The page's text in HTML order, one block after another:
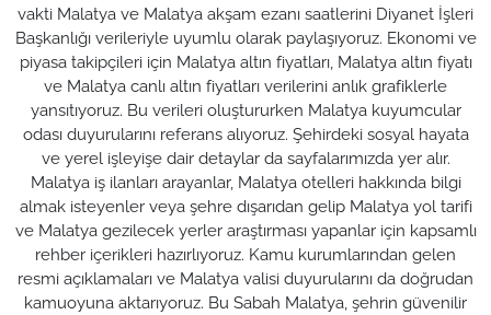
vakti Malatya ve Malatya akşam ezanı saatlerini Diyanet İşleri
Başkanlığı verileriyle uyumlu olarak paylaşıyoruz. Ekonomi ve
piyasa takipçileri için Malatya altın fiyatları, Malatya altın fiyatı
ve Malatya canlı altın fiyatları verilerini anlık grafiklerle
yansıtıyoruz. Bu verileri oluştururken Malatya kuyumcular
odası duyurularını referans alıyoruz. Şehirdeki sosyal hayata
ve yerel işleyişe dair detaylar da sayfalarımızda yer alır.
Malatya iş ilanları arayanlar, Malatya otelleri hakkında bilgi
almak isteyenler veya şehre dışarıdan gelip Malatya yol tarifi
ve Malatya gezilecek yerler araştırması yapanlar için kapsamlı
rehber içerikleri hazırlıyoruz. Kamu kurumlarından gelen
resmi açıklamaları ve Malatya valisi duyurularını da doğrudan
kamuoyuna aktarıyoruz. Bu Sabah Malatya, şehrin güvenilir